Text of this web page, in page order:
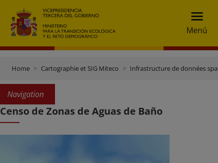
Menú
Home Cartographie et SIG Miteco Infrastructure de données
Navigation
Censo de Zonas de Aguas de Baño